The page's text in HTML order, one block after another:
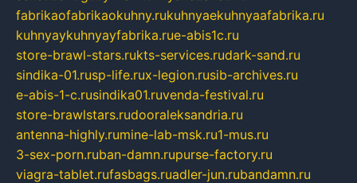
fabrikaofabrikaokuhny.rukuhnyaekuhnyaafabrika.ru
kuhnyaykuhnyayfabrika.rue-abis1c.ru
store-brawl-stars.rukts-services.rudark-sand.ru
sindika-01.rusp-life.rux-legion.rusib-archives.ru
e-abis-1-c.rusindika01.ruvenda-festival.ru
store-brawlstars.rudooraleksandria.ru
antenna-highly.rumine-lab-msk.ru1-mus.ru
3-sex-porn.ruban-damn.rupurse-factory.ru
viagra-tablet.rufasbags.ruadler-jun.rubandamn.ru